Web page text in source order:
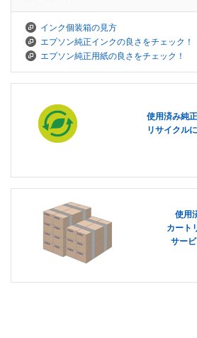
インク個装箱の見方
エプソン純正インクの良さをチェック！
エプソン純正用紙の良さをチェック！
使用済み純
リサイクル
使用
カート
サー